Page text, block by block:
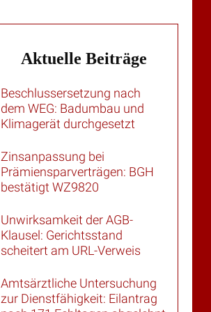
Aktuelle Beiträge
Beschlussersetzung nach
dem WEG: Badumbau und
Klimagerät durchgesetzt
Zinsanpassung bei
Prämiensparverträgen: BGH
bestätigt WZ9820
Unwirksamkeit der AGB-
Klausel: Gerichtsstand
scheitert am URL-Verweis
Amtsärztliche Untersuchung
zur Dienstfähigkeit: Eilantrag